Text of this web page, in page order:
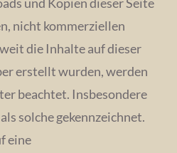
nicht kommerziellen
die Inhalte auf dieser
erstellt wurden, werden
beachtet. Insbesondere
solche gekennzeichnet.
eine